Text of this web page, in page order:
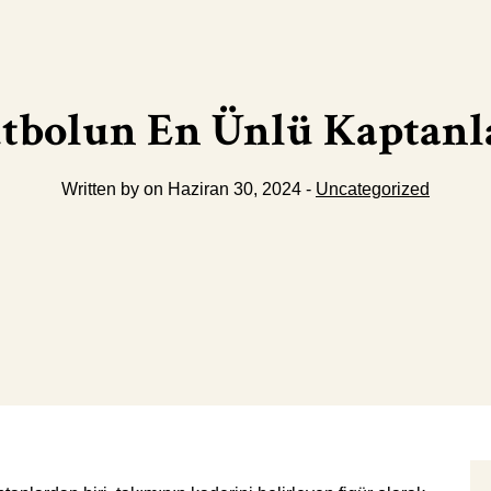
En Ünlü
Written by on Haziran 30, 2024 - Uncategorized